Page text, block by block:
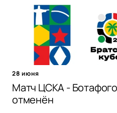
28 июня
Матч ЦСКА -
отменён